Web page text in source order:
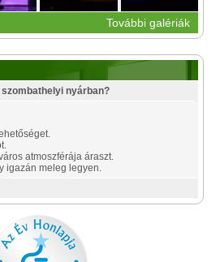
További galériák
nyárban?
atmoszférája áraszt.
igazán meleg legyen.